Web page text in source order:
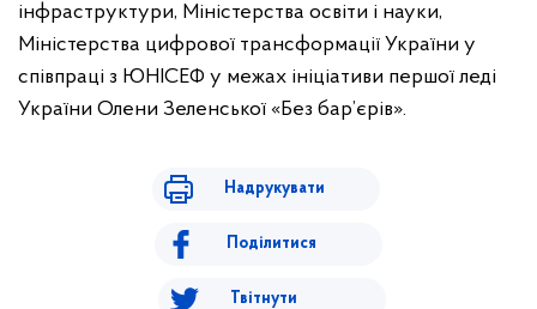
інфраструктури, Міністерства освіти і науки,
Міністерства цифрової трансформації України у
співпраці з ЮНІСЕФ у межах ініціативи першої леді
України Олени Зеленської «Без бар’єрів».
Надрукувати
Поділитися
Твітнути